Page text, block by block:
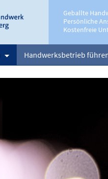
Geballte
Persönliche
Kostenfreie
Handwerksbetrieb